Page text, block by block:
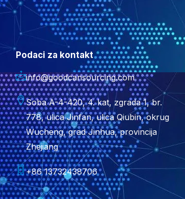
Podaci za kontakt
info@goodcansourcing.com
Soba A-4-420, 4. kat, zgrada 1, br.
778, ulica Jinfan, ulica Qiubin, okrug
Wucheng, grad Jinhua, provincija
Zhejiang
+86 13732438706